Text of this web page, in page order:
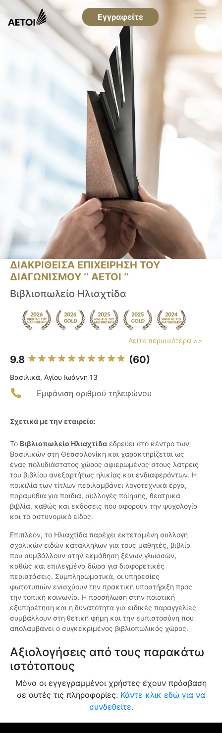
Εγγραφείτε
ΔΙΑΚΡΙΘΕΙΣΑ ΕΠΙΧΕΙΡΗΣΗ ΤΟΥ
ΔΙΑΓΩΝΙΣΜΟΥ ‘’ ΑΕΤΟΙ ‘’
Βιβλιοπωλείο Ηλιαχτίδα
Δείτε περισσότερα >>
9.8 (60)
Βασιλικά, Αγίου Ιωάννη 13
Εμφάνιση αριθμού τηλεφώνου
Σχετικά με την εταιρεία:
Το Βιβλιοπωλείο Ηλιαχτίδα εδρεύει στο κέντρο των
Βασιλικών στη Θεσσαλονίκη και χαρακτηρίζεται ως
ένας πολυδιάστατος χώρος αφιερωμένος στους λάτρεις
του βιβλίου ανεξαρτήτως ηλικίας και ενδιαφερόντων. Η
ποικιλία των τίτλων περιλαμβάνει λογοτεχνικά έργα,
παραμύθια για παιδιά, συλλογές ποίησης, θεατρικά
βιβλία, καθώς και εκδόσεις που αφορούν την ψυχολογία
και το αστυνομικό είδος.
Επιπλέον, το Ηλιαχτίδα παρέχει εκτεταμένη συλλογή
σχολικών ειδών κατάλληλων για τους μαθητές, βιβλία
που συμβάλλουν στην εκμάθηση ξένων γλωσσών,
καθώς και επιλεγμένα δώρα για διαφορετικές
περιστάσεις. Συμπληρωματικά, οι υπηρεσίες
φωτοτυπιών ενισχύουν την πρακτική υποστήριξη προς
την τοπική κοινωνία. Η προσήλωση στην ποιοτική
εξυπηρέτηση και η δυνατότητα για ειδικές παραγγελίες
συμβάλλουν στη θετική φήμη και την εμπιστοσύνη που
απολαμβάνει ο συγκεκριμένος βιβλιοπωλικός χώρος.
Αξιολογήσεις από τους παρακάτω
ιστότοπους
Μόνο οι εγγεγραμμένοι χρήστες έχουν πρόσβαση
σε αυτές τις πληροφορίες. Κάντε κλικ εδώ για να
συνδεθείτε.